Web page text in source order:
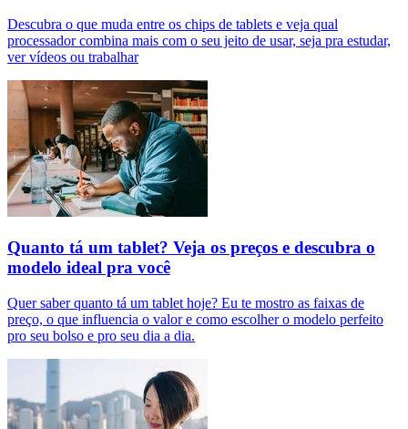
Descubra o que muda entre os chips de tablets e veja qual
processador combina mais com o seu jeito de usar, seja pra estudar,
ver vídeos ou trabalhar
Quanto tá um tablet? Veja os preços e descubra o
modelo ideal pra você
Quer saber quanto tá um tablet hoje? Eu te mostro as faixas de
preço, o que influencia o valor e como escolher o modelo perfeito
pro seu bolso e pro seu dia a dia.